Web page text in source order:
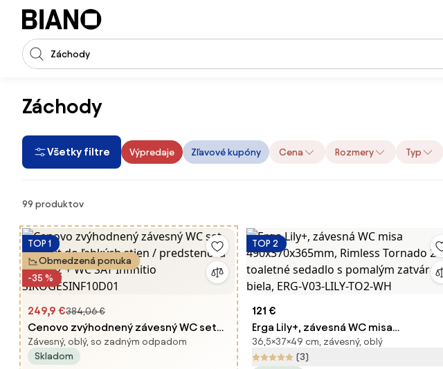
Preskočiť navigáciu, prejsť na obsah
Vstup pre vyhľadávanie
Záchody
Všetky filtre Výpredaje Zľavové kupóny Cena Rozmery Typ
Produkty
99 produktov
TOP 1
Obmedzená ponuka
-35 %
249,9 €384,06 €
Cenovo zvýhodnený závesný WC set
Geberit do ľahkých stien /
predstenová montáž + WC SAT Infinitio
Závesný, oblý, so zadným odpadom
Skladom
TOP 2
121 €
Erga Lily+, závesná WC misa
490x370x365mm, Rimless Tornado 2 +
toaletné sedadlo s pomalým
36,5×37×49 cm, závesný, oblý
(3)